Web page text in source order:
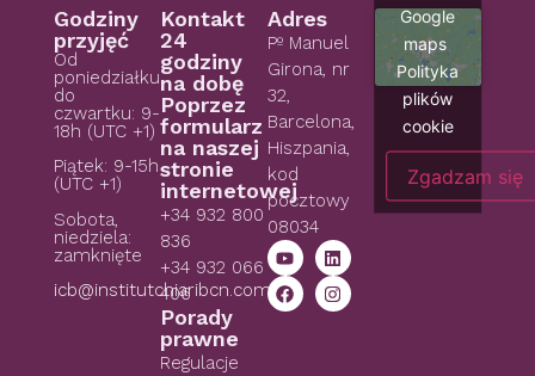
Godziny
przyjęć
Od
poniedziałku
do
czwartku: 9-
18h (UTC +1)
Piątek: 9-15h
(UTC +1)
Sobota,
niedziela:
zamknięte
icb@institutchiaribcn.com
Kontakt
24
godziny
na dobę
Poprzez
formularz
na naszej
stronie
internetowej
+34 932 800
836
+34 932 066
406
Porady
prawne
Regulacje
Adres
Pº Manuel
Girona, nr
32,
Barcelona,
Hiszpania,
kod
pocztowy
08034
Google
maps
Polityka
plików
cookie
Zgadzam się